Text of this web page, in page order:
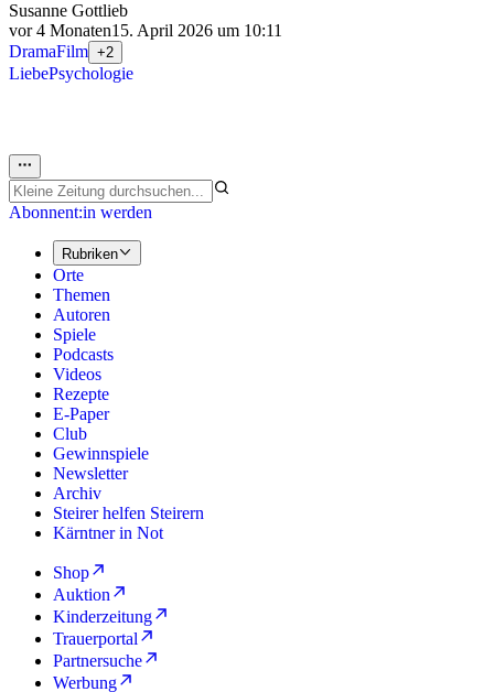
Susanne Gottlieb
vor 4 Monaten15. April 2026 um 10:11
DramaFilm +2
LiebePsychologie
Abonnent:in werden
Rubriken
Orte
Themen
Autoren
Spiele
Podcasts
Videos
Rezepte
E-Paper
Club
Gewinnspiele
Newsletter
Archiv
Steirer helfen Steirern
Kärntner in Not
Shop
Auktion
Kinderzeitung
Trauerportal
Partnersuche
Werbung